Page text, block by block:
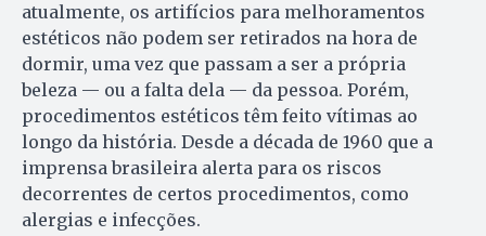
atualmente, os artifícios para melhoramentos
estéticos não podem ser retirados na hora de
dormir, uma vez que passam a ser a própria
beleza — ou a falta dela — da pessoa. Porém,
procedimentos estéticos têm feito vítimas ao
longo da história. Desde a década de 1960 que a
imprensa brasileira alerta para os riscos
decorrentes de certos procedimentos, como
alergias e infecções.